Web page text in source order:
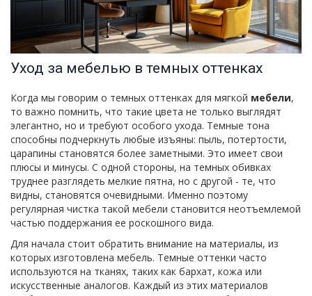
Уход за мебелью в темных оттенках
Когда мы говорим о темных оттенках для мягкой мебели,
то важно помнить, что такие цвета не только выглядят
элегантно, но и требуют особого ухода. Темные тона
способны подчеркнуть любые изъяны: пыль, потертости,
царапины становятся более заметными. Это имеет свои
плюсы и минусы. С одной стороны, на темных обивках
труднее разглядеть мелкие пятна, но с другой - те, что
видны, становятся очевидными. Именно поэтому
регулярная чистка такой мебели становится неотъемлемой
частью поддержания ее роскошного вида.
Для начала стоит обратить внимание на материалы, из
которых изготовлена мебель. Темные оттенки часто
используются на тканях, таких как бархат, кожа или
искусственные аналогов. Каждый из этих материалов